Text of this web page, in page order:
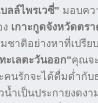
บลล์ไพรเวซี่" มอบค
เกาะกูดจังหวัดตร
าติอย่างหาที่เปรีย
เลตะวันออก"คุณจ
นรักจะได้ดื่มด่ำกับ
ำเป็นประกายงดง